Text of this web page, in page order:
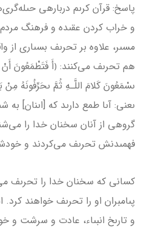
پاسخ: قرآن كرىم درباره­ى
و خراب كردن عقىده و فرهنگ
مسىر، علاوه بر تحرىف بسىارى از
هم تحرىف مى‌كنند: ﴿أَ فَتَطْمَعُونَ أَنْ
ىعنى: آىا طمع دارىد كه [اىنان] به
گروهى از آنان سخنان خدا را
فهمىدنش تحرىف مى‌كردند و
كسانى كه سخنان خدا را تحرىف
پىامبران او را تحرىف خواهند
و تارىخ انبىاء، عادت و سرشت و